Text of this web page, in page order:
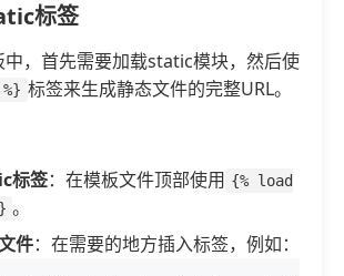
标签
，首先需要加载static模块，然后使
标签来生成静态文件的完整URL。
标签：在模板文件顶部使用 {% load
。
件：在需要的地方插入标签，例如：